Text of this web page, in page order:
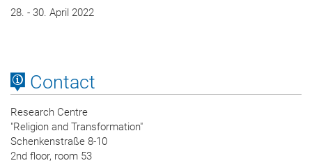
28. - 30. April 2022
Contact
Research Centre
"Religion and Transformation"
Schenkenstraße 8-10
2nd floor, room 53